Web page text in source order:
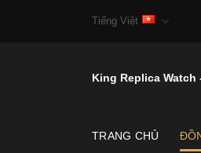
Tiếng Việt
King Replica Watch
TRANG CHỦ